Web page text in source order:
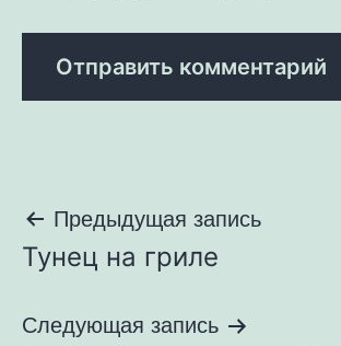
Навигация
по
записям
Предыдущая запись
Тунец на гриле
Следующая запись